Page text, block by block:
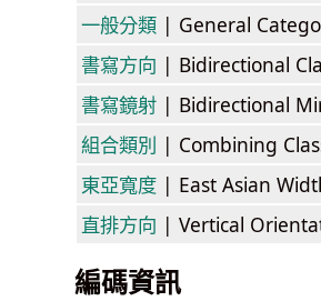
一般分類 | General
書寫方向 | Bidirectional
書寫鏡射 | Bidirectional
組合類別 | Combining
東亞寬度 | East Asian
直排方向 | Vertical
編碼資訊